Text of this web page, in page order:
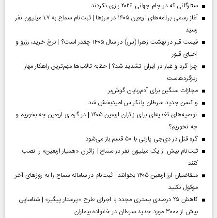
ستارگانی که در جام جهانی ۲۰۲۶ بازی نکردند
آغاز رسمی برنامه‌های اربعین ۱۴۰۵ در مرز‌ها | ثبت‌نام سماح به ۱.۷ میلیون نفر
رسید
قیمت قبر در بهشت زهرا (س) در سال ۱۴۰۵ چقدر است؟ | نرخ خرید، رزرو و
احیای قبور
چرا گرد و غبار در ایران تشدید شد؟ | حقابه تالاب‌ها مهم‌ترین راهکار مهار
ریزگردهاست
مجازات سنگین برای آدم‌ربایان گوش‌بر
واکسن جدید سرطان پانکراس امیدبخش شد
توصیه‌های تغذیه‌ای برای زائران اربعین ۱۴۰۵ | در گرمای اربعین چه بخوریم و
چه نخوریم؟
گره قتل در دی‌جی پارتی با ۵۰ قسم باز می‌شود
ثبت‌نام بیش از یک میلیون نفر در سماح | زائران «همیار اربعین» را نصب
کنند
متقاضیان ارز اربعین ۱۴۰۵ بخوانند | ثبت‌نام در سامانه سماح را به روز‌های آخر
موکول نکنید
کاهش ۲۵ درصدی بستری مجدد با اجرای طرح «پرستار پیگیر» | شناسایی
بیش از ۳۰۰۰ مورد جدید سرطان در خانواده بیماران